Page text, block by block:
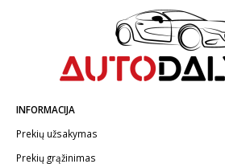
INFORMACIJA
Prekių užsakymas
Prekių grąžinimas